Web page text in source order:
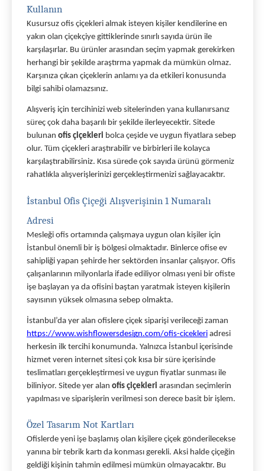
Kullanın
Kusursuz ofis çiçekleri almak isteyen kişiler kendilerine en
yakın olan çiçekçiye gittiklerinde sınırlı sayıda ürün ile
karşılaşırlar. Bu ürünler arasından seçim yapmak gerekirken
herhangi bir şekilde araştırma yapmak da mümkün olmaz.
Karşınıza çıkan çiçeklerin anlamı ya da etkileri konusunda
bilgi sahibi olamazsınız.
Alışveriş için tercihinizi web sitelerinden yana kullanırsanız
süreç çok daha başarılı bir şekilde ilerleyecektir. Sitede
bulunan ofis çiçekleri bolca çeşide ve uygun fiyatlara sebep
olur. Tüm çiçekleri araştırabilir ve birbirleri ile kolayca
karşılaştırabilirsiniz. Kısa sürede çok sayıda ürünü görmeniz
rahatlıkla alışverişlerinizi gerçekleştirmenizi sağlayacaktır.
İstanbul Ofis Çiçeği Alışverişinin 1 Numaralı
Adresi
Mesleği ofis ortamında çalışmaya uygun olan kişiler için
İstanbul önemli bir iş bölgesi olmaktadır. Binlerce ofise ev
sahipliği yapan şehirde her sektörden insanlar çalışıyor. Ofis
çalışanlarının milyonlarla ifade ediliyor olması yeni bir ofiste
işe başlayan ya da ofisini baştan yaratmak isteyen kişilerin
sayısının yüksek olmasına sebep olmakta.
https://www.wishflowersdesign.com/ofis-cicekleri adresi
herkesin ilk tercihi konumunda. Yalnızca İstanbul içerisinde
hizmet veren internet sitesi çok kısa bir süre içerisinde
teslimatları gerçekleştirmesi ve uygun fiyatlar sunması ile
biliniyor. Sitede yer alan ofis çiçekleri arasından seçimlerin
yapılması ve siparişlerin verilmesi son derece basit bir işlem.
Özel Tasarım Not Kartları
Ofislerde yeni işe başlamış olan kişilere çiçek gönderilecekse
yanına bir tebrik kartı da konması gerekli. Aksi halde çiçeğin
geldiği kişinin tahmin edilmesi mümkün olmayacaktır. Bu